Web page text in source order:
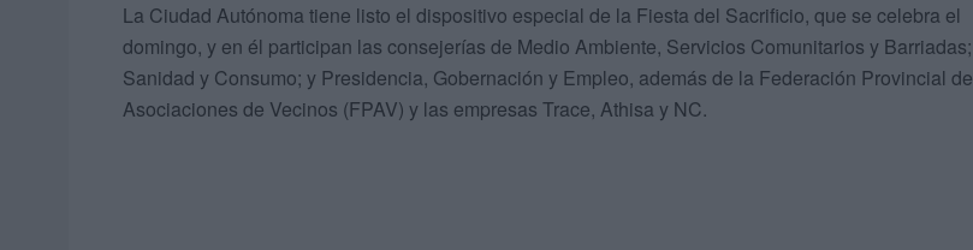
La Ciudad Autónoma tiene listo el dispositivo especial de la Fiesta del Sacrificio, que se celebra el
domingo, y en él participan las consejerías de Medio Ambiente, Servicios Comunitarios y Barriadas;
Sanidad y Consumo; y Presidencia, Gobernación y Empleo, además de la Federación Provincial de
Asociaciones de Vecinos (FPAV) y las empresas Trace, Athisa y NC.